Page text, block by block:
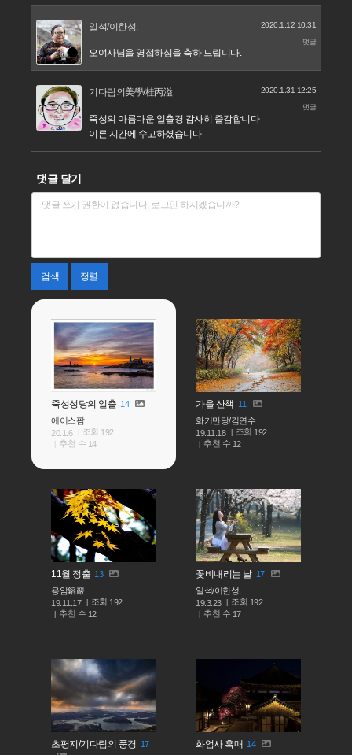
일석/이한성. 2020.1.12 10:31
댓글
오여사님을 영접하심을 축하 드립니다.
기다림의美學/桂丙溢 2020.1.31 12:25
댓글
죽성의 아름다운 일출경 감사히 즐감합니다
이른 시간에 수고하셨습니다
댓글 달기
검색 정렬
죽성성당의 일출 14
에이스팜
20.1.6
조회 192
추천 수 14
가을 산책 11
화기만당/김연수
19.11.18
조회 192
추천 수 12
11월 정출 13
용암鎔巖
19.11.17
조회 192
추천 수 12
꽃비내리는 날 17
일석/이한성.
19.3.23
조회 192
추천 수 17
초평지/기다림의 풍경 17 화엄사 흑매 14